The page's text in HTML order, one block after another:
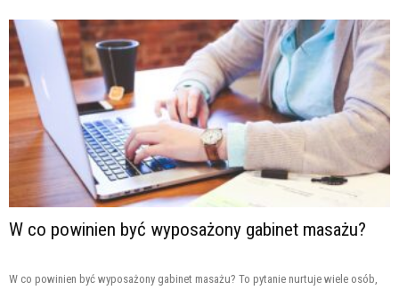
W co powinien być wyposażony gabinet masażu?
W co powinien być wyposażony gabinet masażu? To pytanie nurtuje wiele osób,